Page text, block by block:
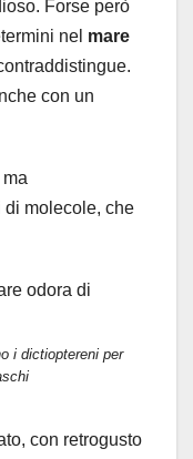
Forse però
nel mare
con un
di molecole, che
i dictioptereni per
con retrogusto